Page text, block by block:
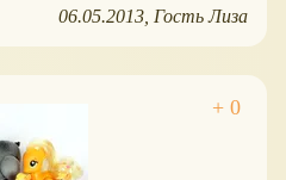
06.05.2013 Гость Лиза